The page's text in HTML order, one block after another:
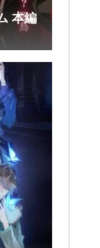
本編